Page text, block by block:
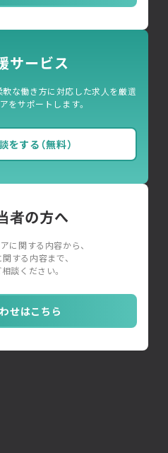
サービス
な働き方に対応した求人を厳選
をサポートします。
をする（無料）
者の方へ
に関する内容から、
する内容まで、
談ください。
せはこちら